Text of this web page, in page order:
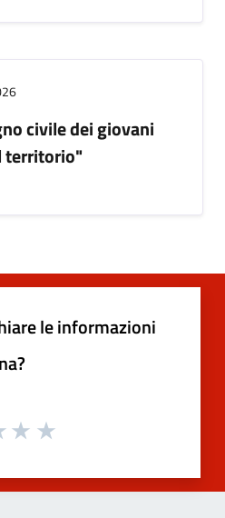
civile dei giovani
territorio"
le informazioni